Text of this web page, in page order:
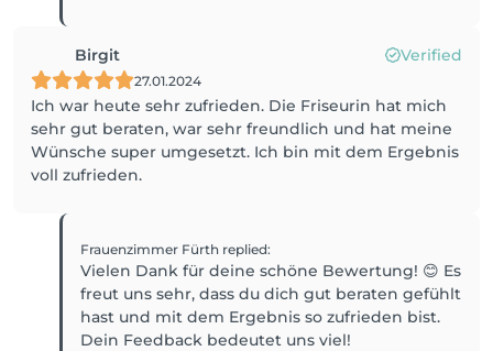
Birgit Verified
27.01.2024
Ich war heute sehr zufrieden. Die Friseurin hat mich
sehr gut beraten, war sehr freundlich und hat meine
Wünsche super umgesetzt. Ich bin mit dem Ergebnis
voll zufrieden.
Frauenzimmer Fürth replied:
Vielen Dank für deine schöne Bewertung! 😊 Es
freut uns sehr, dass du dich gut beraten gefühlt
hast und mit dem Ergebnis so zufrieden bist.
Dein Feedback bedeutet uns viel!